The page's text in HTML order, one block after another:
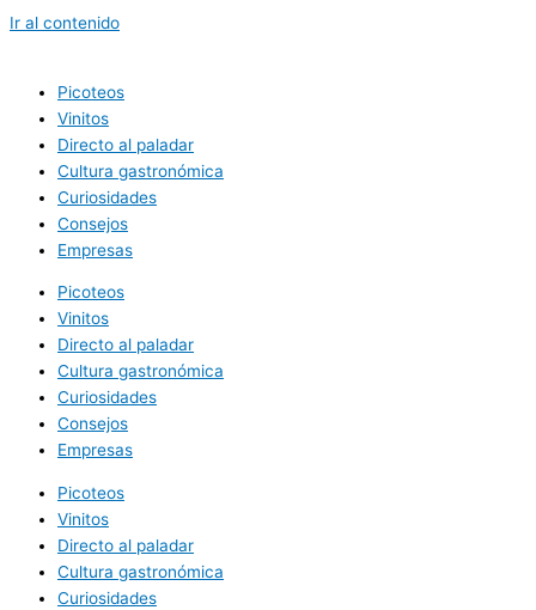
Ir al contenido
Picoteos
Vinitos
Directo al paladar
Cultura gastronómica
Curiosidades
Consejos
Empresas
Picoteos
Vinitos
Directo al paladar
Cultura gastronómica
Curiosidades
Consejos
Empresas
Picoteos
Vinitos
Directo al paladar
Cultura gastronómica
Curiosidades